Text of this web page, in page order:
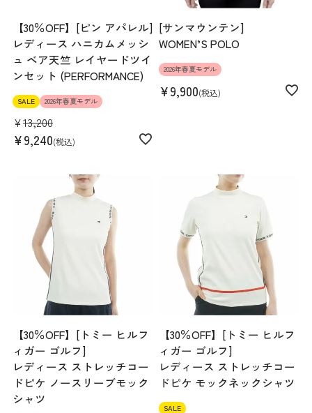
【30％OFF】[ピン アパレル]
レディース ハニカムメッシ
ュ ベア天竺 レイヤードツイ
ンセット (PERFORMANCE)
SALE 2026年春夏モデル
¥13,200
¥9,240 税込
[サンマウンテン]
WOMEN’S POLO
2026年春夏モデル
¥9,900 税込
【30％OFF】[トミー ヒルフ
ィガー ゴルフ]
レディース ストレッチコー
ドピケ ノースリーブモック
シャツ
【30％OFF】[トミー ヒルフ
ィガー ゴルフ]
レディース ストレッチコー
ドピケ モックネックシャツ
SALE